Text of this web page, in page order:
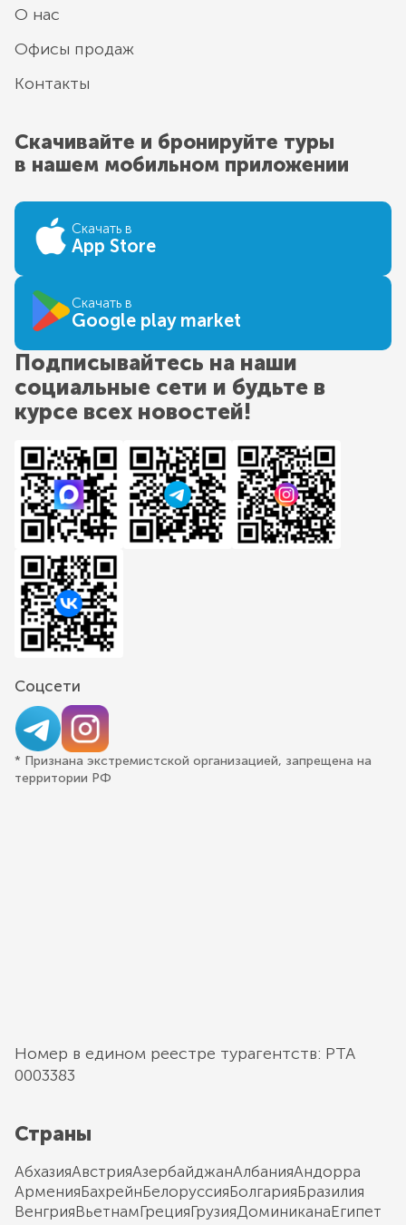
О нас
Офисы продаж
Контакты
Скачивайте и бронируйте туры
в нашем мобильном приложении
Скачать в
App Store
Скачать в
Google play market
Подписывайтесь на наши
социальные сети и будьте в
курсе всех новостей!
Соцсети
* Признана экстремистской организацией, запрещена на
территории РФ
Номер в едином реестре турагентств: РТА
0003383
Страны
АбхазияАвстрияАзербайджанАлбанияАндорра
АрменияБахрейнБелоруссияБолгарияБразилия
ВенгрияВьетнамГрецияГрузияДоминиканаЕгипет